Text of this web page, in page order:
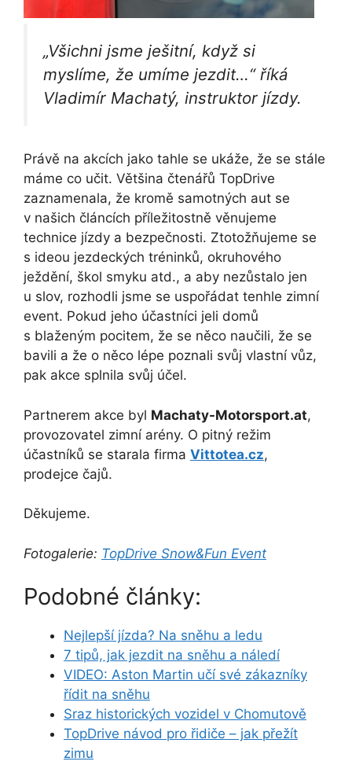
„Všichni jsme ješitní, když si
myslíme, že umíme jezdit…“říká
Vladimír Machatý, instruktor jízdy.
Právě na akcích jako tahle se ukáže, že se stále
máme co učit. Většina čtenářů TopDrive
zaznamenala, že kromě samotných aut se
v našich článcích příležitostně věnujeme
technice jízdy a bezpečnosti. Ztotožňujeme se
s ideou jezdeckých tréninků, okruhového
ježdění, škol smyku atd., a aby nezůstalo jen
u slov, rozhodli jsme se uspořádat tenhle zimní
event. Pokud jeho účastníci jeli domů
s blaženým pocitem, že se něco naučili, že se
bavili a že o něco lépe poznali svůj vlastní vůz,
pak akce splnila svůj účel.
Partnerem akce byl Machaty-Motorsport.at,
provozovatel zimní arény. O pitný režim
účastníků se starala firma Vittotea.cz,
prodejce čajů.
Děkujeme.
Fotogalerie: TopDrive Snow&Fun Event
Podobné články:
Nejlepší jízda? Na sněhu a ledu
7 tipů, jak jezdit na sněhu a náledí
VIDEO: Aston Martin učí své zákazníky
řídit na sněhu
Sraz historických vozidel v Chomutově
TopDrive návod pro řidiče – jak přežít
zimu